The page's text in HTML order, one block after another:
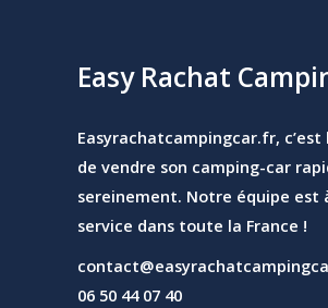
Easy Rachat
Easyrachatcampingcar.fr, c’est
de vendre son camping-car
sereinement. Notre équipe est
service dans toute la France !
06 50 44 07 40